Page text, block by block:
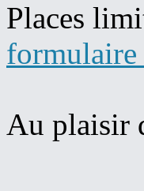
Places
formulaire
Au plaisir